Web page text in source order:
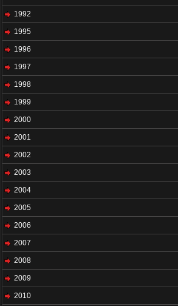
1992
1995
1996
1997
1998
1999
2000
2001
2002
2003
2004
2005
2006
2007
2008
2009
2010